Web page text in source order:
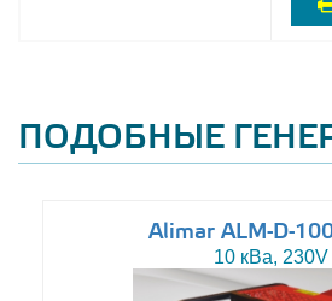
ПОДОБНЫЕ
Alimar ALM-D-
10 кВа, 230V